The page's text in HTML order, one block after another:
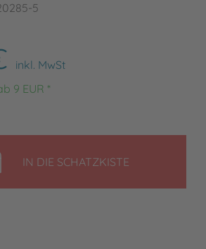
5
inkl. MwSt
9 EUR *
IN DIE SCHATZKISTELEGEN